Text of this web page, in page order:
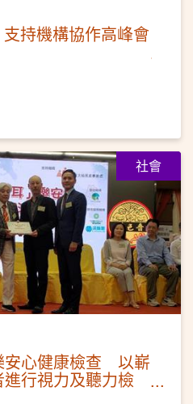
持機構協作高峰會
社會
安心健康檢查 以嶄
行視力及聽力檢